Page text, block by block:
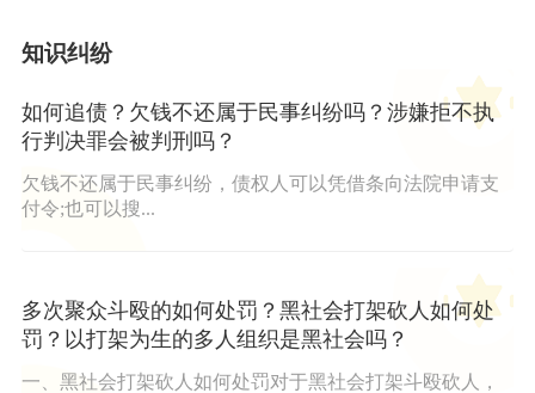
知识纠纷
如何追债？欠钱不还属于民事纠纷吗？涉嫌拒不执
行判决罪会被判刑吗？
欠钱不还属于民事纠纷，债权人可以凭借条向法院申请支
付令;也可以搜...
多次聚众斗殴的如何处罚？黑社会打架砍人如何处
罚？以打架为生的多人组织是黑社会吗？
一、黑社会打架砍人如何处罚对于黑社会打架斗殴砍人，